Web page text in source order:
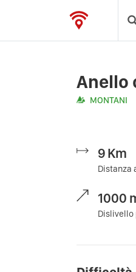
Anello
MONTANI
9Km
Distanza
1000
Dislivello